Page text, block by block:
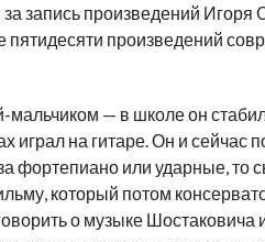
запись произведений Игоря
произведений
— в школе он
играл на гитаре. Он и сейчас
фортепиано или ударные, то
который потом
о музыке Шостаковича